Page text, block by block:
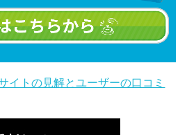
イトの見解とユーザーの口コミ